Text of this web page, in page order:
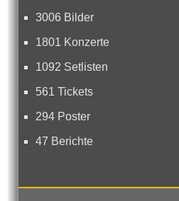
3006 Bilder
1801 Konzerte
1092 Setlisten
561 Tickets
294 Poster
47 Berichte